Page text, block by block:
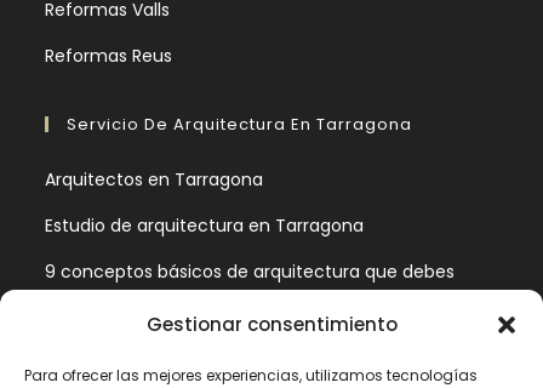
Gestionar consentimiento
Para ofrecer las mejores experiencias, utilizamos tecnologías
Reformas Valls
Reformas Reus
Servicio De Arquitectura En Tarragona
Arquitectos en Tarragona
Estudio de arquitectura en Tarragona
9 conceptos básicos de arquitectura que debes